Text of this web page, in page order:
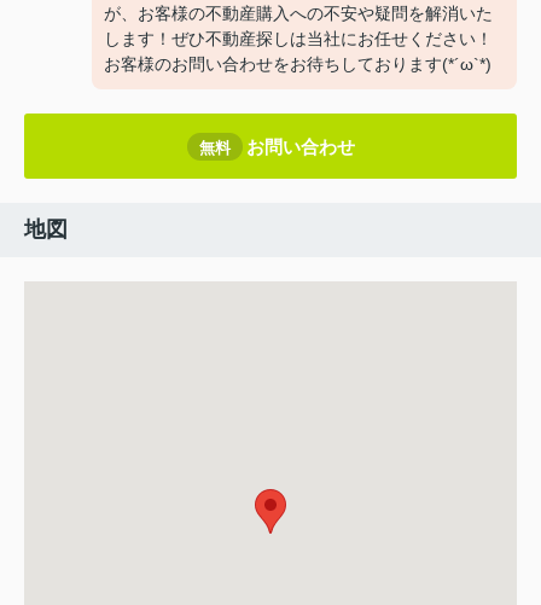
が、お客様の不動産購入への不安や疑問を解消いた
します！ぜひ不動産探しは当社にお任せください！
お客様のお問い合わせをお待ちしております(*´ω`*)
無料 お問い合わせ
地図